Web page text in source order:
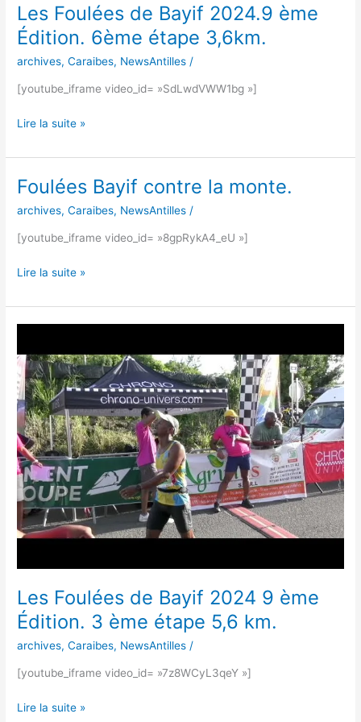
Les Foulées de Bayif 2024.9 ème
Édition. 6ème étape 3,6km.
archives,Caraibes, NewsAntilles /
[youtube_iframe video_id= »SdLwdVWW1bg »]
Lire la suite »
Foulées Bayif contre la monte.
archives,Caraibes, NewsAntilles /
[youtube_iframe video_id= »8gpRykA4_eU »]
Foulées
contre
la
Lire la suite »
Les Foulées de Bayif 2024 9 ème
Édition. 3 ème étape 5,6 km.
archives,Caraibes, NewsAntilles /
[youtube_iframe video_id= »7z8WCyL3qeY »]
de
Bayif
2024
ème
Édition.
3
ème
étape
5,6
Lire la suite »